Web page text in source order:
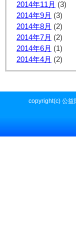
2014年11月 (3)
2014年9月 (3)
2014年8月 (2)
2014年7月 (2)
2014年6月 (1)
2014年4月 (2)
copyright(c) 公益